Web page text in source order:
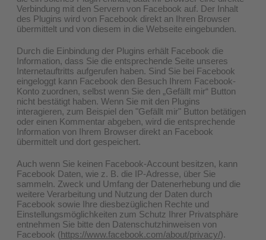
Verbindung mit den Servern von Facebook auf. Der Inhalt
des Plugins wird von Facebook direkt an Ihren Browser
übermittelt und von diesem in die Webseite eingebunden.
Durch die Einbindung der Plugins erhält Facebook die
Information, dass Sie die entsprechende Seite unseres
Internetauftritts aufgerufen haben. Sind Sie bei Facebook
eingeloggt kann Facebook den Besuch Ihrem Facebook-
Konto zuordnen, selbst wenn Sie den „Gefällt mir“ Button
nicht bestätigt haben. Wenn Sie mit den Plugins
interagieren, zum Beispiel den "Gefällt mir" Button betätigen
oder einen Kommentar abgeben, wird die entsprechende
Information von Ihrem Browser direkt an Facebook
übermittelt und dort gespeichert.
Auch wenn Sie keinen Facebook-Account besitzen, kann
Facebook Daten, wie z. B. die IP-Adresse, über Sie
sammeln. Zweck und Umfang der Datenerhebung und die
weitere Verarbeitung und Nutzung der Daten durch
Facebook sowie Ihre diesbezüglichen Rechte und
Einstellungsmöglichkeiten zum Schutz Ihrer Privatsphäre
entnehmen Sie bitte den Datenschutzhinweisen von
Facebook (https://www.facebook.com/about/privacy/).